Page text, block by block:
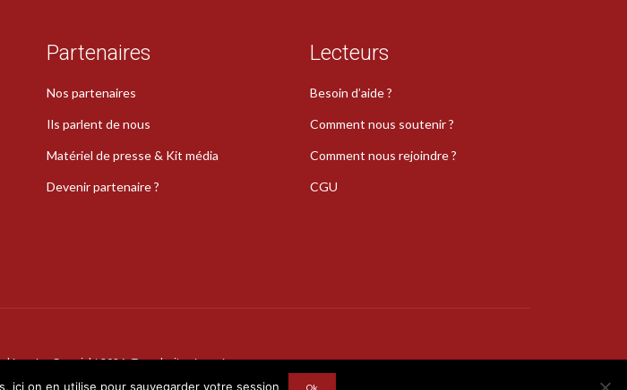
Partenaires
Nos partenaires
Ils parlent de nous
Matériel de presse & Kit média
Devenir partenaire ?
Lecteurs
Besoin d’aide ?
Comment nous soutenir ?
Comment nous rejoindre ?
CGU
· Copyright 2026 · Tous droits réservés
ici on en utilise pour sauvegarder votre session Ok